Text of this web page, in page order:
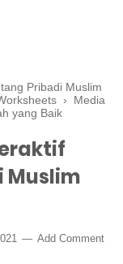
Pribadi Muslim
› Media
yang Baik
Muslim
Add Comment